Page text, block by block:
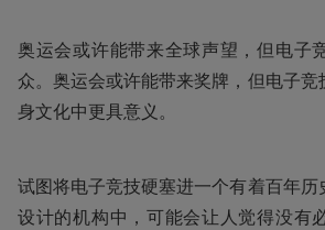
奥运会或许能带来全球声望，但电子
众。奥运会或许能带来奖牌，但电子竞
身文化中更具意义。
试图将电子竞技硬塞进一个有着百年历
设计的机构中，可能会让人觉得没有